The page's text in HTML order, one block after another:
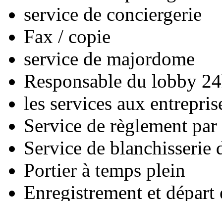
service de conciergerie
Fax / copie
service de majordome
Responsable du lobby
les services aux
Service de règlement
Service de blanchisserie
Portier à temps plein
Enregistrement et départ